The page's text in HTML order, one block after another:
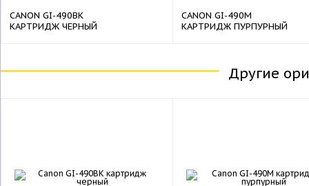
CANON GI-490BK
КАРТРИДЖ ЧЕРНЫЙ
CANON GI-490M
КАРТРИДЖ ПУРПУРНЫЙ
Другие